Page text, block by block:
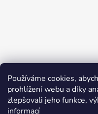
Používáme cookies,
prohlížení webu a díky
zlepšovali jeho funkce,
informací